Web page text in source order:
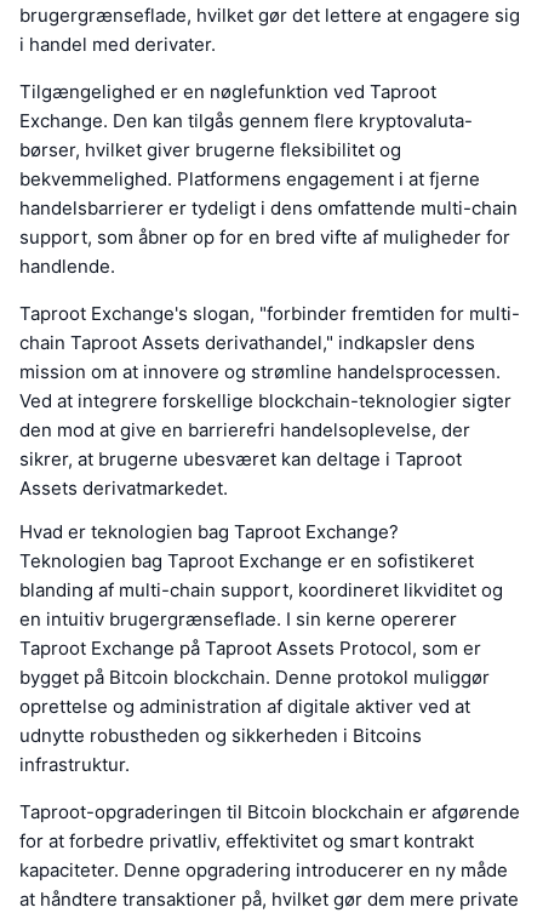
brugergrænseflade, hvilket gør det lettere at engagere sig
i handel med derivater.
Tilgængelighed er en nøglefunktion ved Taproot
Exchange. Den kan tilgås gennem flere kryptovaluta-
børser, hvilket giver brugerne fleksibilitet og
bekvemmelighed. Platformens engagement i at fjerne
handelsbarrierer er tydeligt i dens omfattende multi-chain
support, som åbner op for en bred vifte af muligheder for
handlende.
Taproot Exchange's slogan, "forbinder fremtiden for multi-
chain Taproot Assets derivathandel," indkapsler dens
mission om at innovere og strømline handelsprocessen.
Ved at integrere forskellige blockchain-teknologier sigter
den mod at give en barrierefri handelsoplevelse, der
sikrer, at brugerne ubesværet kan deltage i Taproot
Assets derivatmarkedet.
Hvad er teknologien bag Taproot Exchange?
Teknologien bag Taproot Exchange er en sofistikeret
blanding af multi-chain support, koordineret likviditet og
en intuitiv brugergrænseflade. I sin kerne opererer
Taproot Exchange på Taproot Assets Protocol, som er
bygget på Bitcoin blockchain. Denne protokol muliggør
oprettelse og administration af digitale aktiver ved at
udnytte robustheden og sikkerheden i Bitcoins
infrastruktur.
Taproot-opgraderingen til Bitcoin blockchain er afgørende
for at forbedre privatliv, effektivitet og smart kontrakt
kapaciteter. Denne opgradering introducerer en ny måde
at håndtere transaktioner på, hvilket gør dem mere private